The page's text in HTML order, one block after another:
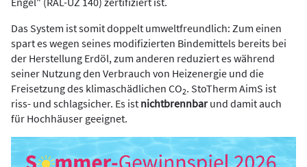
Das System ist somit doppelt umweltfreundlich: Zum einen
spart es wegen seines modifizierten Bindemittels bereits bei
der Herstellung Erdöl, zum anderen reduziert es während
seiner Nutzung den Verbrauch von Heizenergie und die
Freisetzung des klimaschädlichen CO2. StoTherm AimS ist
riss- und schlagsicher. Es ist nichtbrennbarund damit auch
für Hochhäuser geeignet.